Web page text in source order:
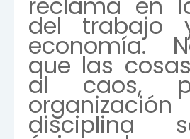
del trabajo
economía.
que las
al caos,
disciplina